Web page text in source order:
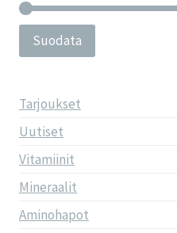
Suodata
Tarjoukset
Uutiset
Vitamiinit
Mineraalit
Aminohapot